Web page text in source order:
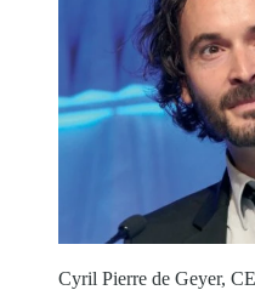
Cyril Pierre de Geyer,